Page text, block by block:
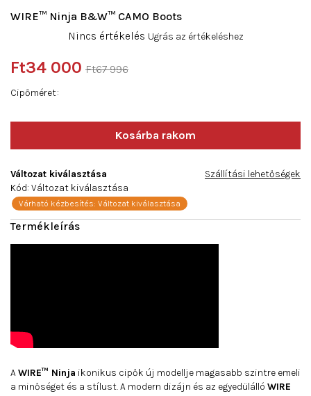
AWIRE™ Ninja ikonikus cipők új modellje magasabb szintre emeli
a minőséget és a stílust. A modern dizájn és az egyedülálló WIRE
Cipőméret
Ft67 996
Ft34 000
Változat kiválasztása
Várható kézbesítés: Változat kiválasztása
Szállítási lehetőségek
Kód: Változat kiválasztása
WIRE™ Ninja B&W™ CAMO Boots
átlagos
értékelése
5-
Nincs értékelés Ugrás az értékeléshez